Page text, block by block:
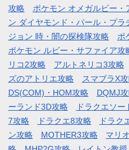
攻略
ポケモン オメガルビー
ン ダイヤモンド・パール・プラ
ジョン 時・闇の探検隊攻略
ポ
ポケモン ルビー・サファイア攻
リコ2攻略
アルトネリコ3攻略
ズのアトリエ攻略
スマブラX
DS(COM)・HOM攻略
DQMJ
ーランド3D攻略
ドラクエソー
7攻略
ドラクエ8攻略 ドラク
ン攻略
MOTHER3攻略 マリ